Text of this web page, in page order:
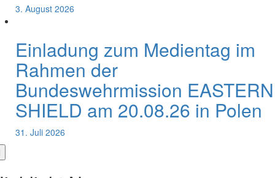
3. August 2026
Einladung zum Medientag im
Rahmen der
Bundeswehrmission EASTERN
SHIELD am 20.08.26 in Polen
31. Juli 2026